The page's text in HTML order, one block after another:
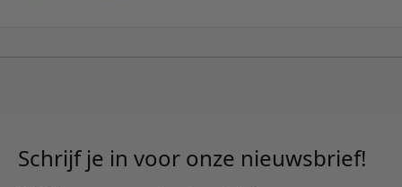
Schrijf je in voor onze nieuwsbrief!